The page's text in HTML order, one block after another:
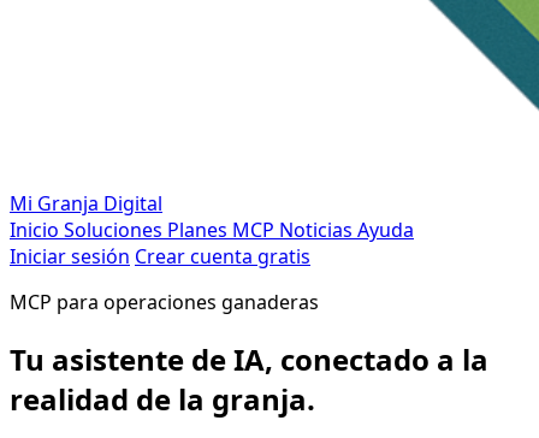
Mi Granja Digital
Inicio Soluciones Planes MCP Noticias Ayuda
Iniciar sesión Crear cuenta gratis
MCP para operaciones ganaderas
Tu asistente de IA, conectado a la
realidad de la granja.